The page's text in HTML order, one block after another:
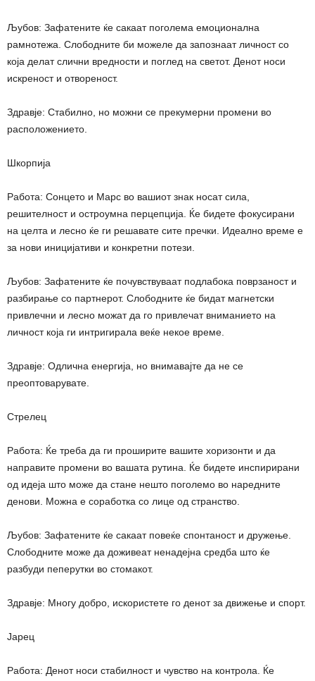
Љубов: Зафатените ќе сакаат поголема емоционална
рамнотежа. Слободните би можеле да запознаат личност со
која делат слични вредности и поглед на светот. Денот носи
искреност и отвореност.
Здравје: Стабилно, но можни се прекумерни промени во
расположението.
Шкорпија
Работа: Сонцето и Марс во вашиот знак носат сила,
решителност и остроумна перцепција. Ќе бидете фокусирани
на целта и лесно ќе ги решавате сите пречки. Идеално време е
за нови иницијативи и конкретни потези.
Љубов: Зафатените ќе почувствуваат подлабока поврзаност и
разбирање со партнерот. Слободните ќе бидат магнетски
привлечни и лесно можат да го привлечат вниманието на
личност која ги интригирала веќе некое време.
Здравје: Одлична енергија, но внимавајте да не се
преоптоварувате.
Стрелец
Работа: Ќе треба да ги проширите вашите хоризонти и да
направите промени во вашата рутина. Ќе бидете инспирирани
од идеја што може да стане нешто поголемо во наредните
денови. Можна е соработка со лице од странство.
Љубов: Зафатените ќе сакаат повеќе спонтаност и дружење.
Слободните може да доживеат ненадејна средба што ќе
разбуди пеперутки во стомакот.
Здравје: Многу добро, искористете го денот за движење и спорт.
Јарец
Работа: Денот носи стабилност и чувство на контрола. Ќе